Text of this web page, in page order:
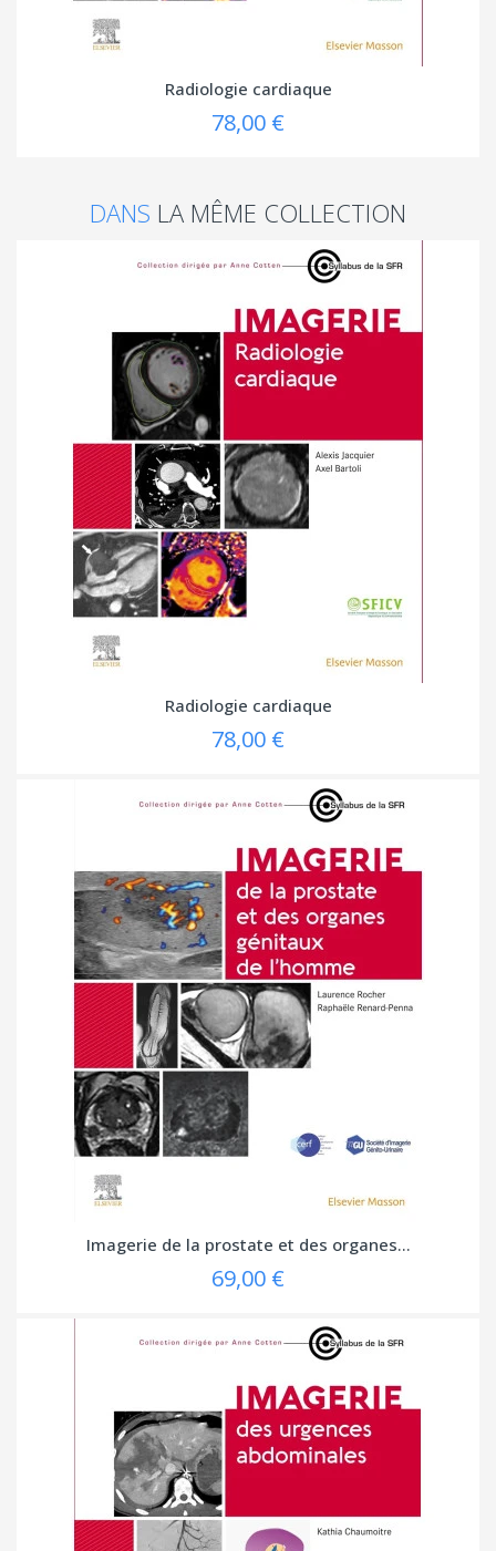
Radiologie cardiaque
78,00 €
DANS LA MÊME COLLECTION
Radiologie cardiaque
78,00 €
Imagerie de la prostate et des organes...
69,00 €